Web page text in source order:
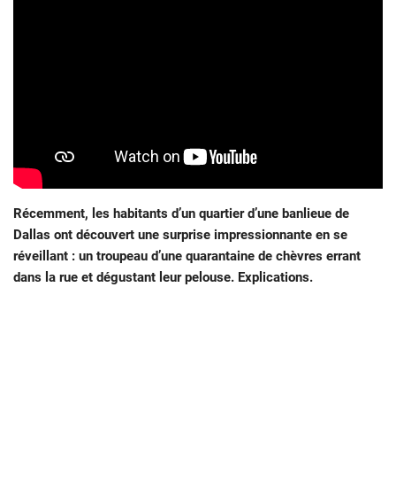
Récemment, les habitants d’un quartier d’une banlieue de
Dallas ont découvert une surprise impressionnante en se
réveillant : un troupeau d’une quarantaine de chèvres errant
dans la rue et dégustant leur pelouse. Explications.